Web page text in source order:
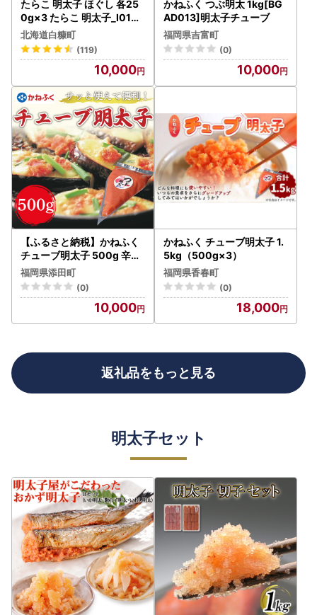
たらこ 明太子 ほぐし 各25
0g×3 たらこ 明太子_I010-
0495
北海道白糠町
(119)
10,000
かねふく つぶ明太 1kg[BG
AD013]明太子チューブ
福岡県吉富町
(0)
10,000
【ふるさと納税】かねふく
チューブ明太子 500g 辛子
明太子 [a9094] 藤井乾物店
※配送不可：離島【返礼品
】添田町 ふるさと納税
福岡県添田町
(0)
10,000
かねふく チューブ明太子 1.
5kg（500g×3）
福岡県香春町
(0)
18,000
返礼品をもっと見る
明太子セット